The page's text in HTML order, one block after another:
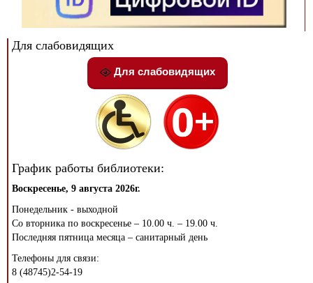
Для слабовидящих
Для слабовидящих
График работы библиотеки:
Воскресенье, 9 августа 2026г.
Понедельник - выходной
Со вторника по воскресенье – 10.00 ч. – 19.00 ч.
Последняя пятница месяца – санитарный день
Телефоны для связи:
8 (48745)2-54-19